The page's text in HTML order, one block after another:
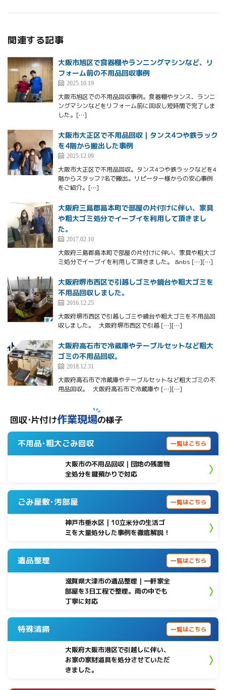
関連する記事
大阪市旭区で食器棚やランニングマシンなど、リ
フォーム前の不用品回収事例
2025.10.19
大阪市旭区での不用品回収事例。食器棚やタンス、ランニ
ングマシンなどをリフォーム前に回収し短時間で完了しま
した。[…]
大阪市大正区で不用品回収｜タンス4つや鉄ラック
を4階から搬出した事例
2025.12.09
大阪市大正区で不用品回収。タンス4つや鉄ラックなどを4
階からスタッフ7名で搬出。リピーター様からの安心事例
をご紹介。[…]
大阪府三島郡島本町で部屋の片付けに伴い、家具
や粗大ゴミ処分でイーブイを利用して頂きまし
た。
2017.02.10
大阪府三島郡島本町で部屋の片付けに伴い、家具や粗大ゴ
ミ処分でイーブイを利用して頂きました。 &nbs […][…]
大阪府堺市西区で引越しゴミや鏡台や粗大ゴミを
不用品回収しました。
2016.12.25
大阪府堺市西区で引越しゴミや鏡台や粗大ゴミを不用品回
収しました。 大阪府堺市西区で引越 […][…]
大阪府高石市で冷蔵庫やテーブルセットなど粗大
ゴミの不用品回収。
2018.12.31
大阪府高石市で冷蔵庫やテーブルセットなど粗大ゴミの不
用品回収。 大阪府高石市で冷蔵庫や […][…]
回収･片付け作業現場の様子
不用品･粗大ごみ回収 一覧はこちら
大阪市の不用品回収｜団地の残置物
全処分を鍵預かりで対応
ごみ屋敷･汚部屋 一覧はこちら
神戸市垂水区 | 10立米分の生活ゴ
ミを大量処分した事例を徹底解説！
遺品整理 一覧はこちら
滋賀県大津市の遺品整理｜一軒家全
部屋を3日工程で整理。雨の中でも
丁寧に対応
特殊清掃 一覧はこちら
大阪府大阪市港区で引越しに伴い、
お家の家財道具を処分させていただ
きました。